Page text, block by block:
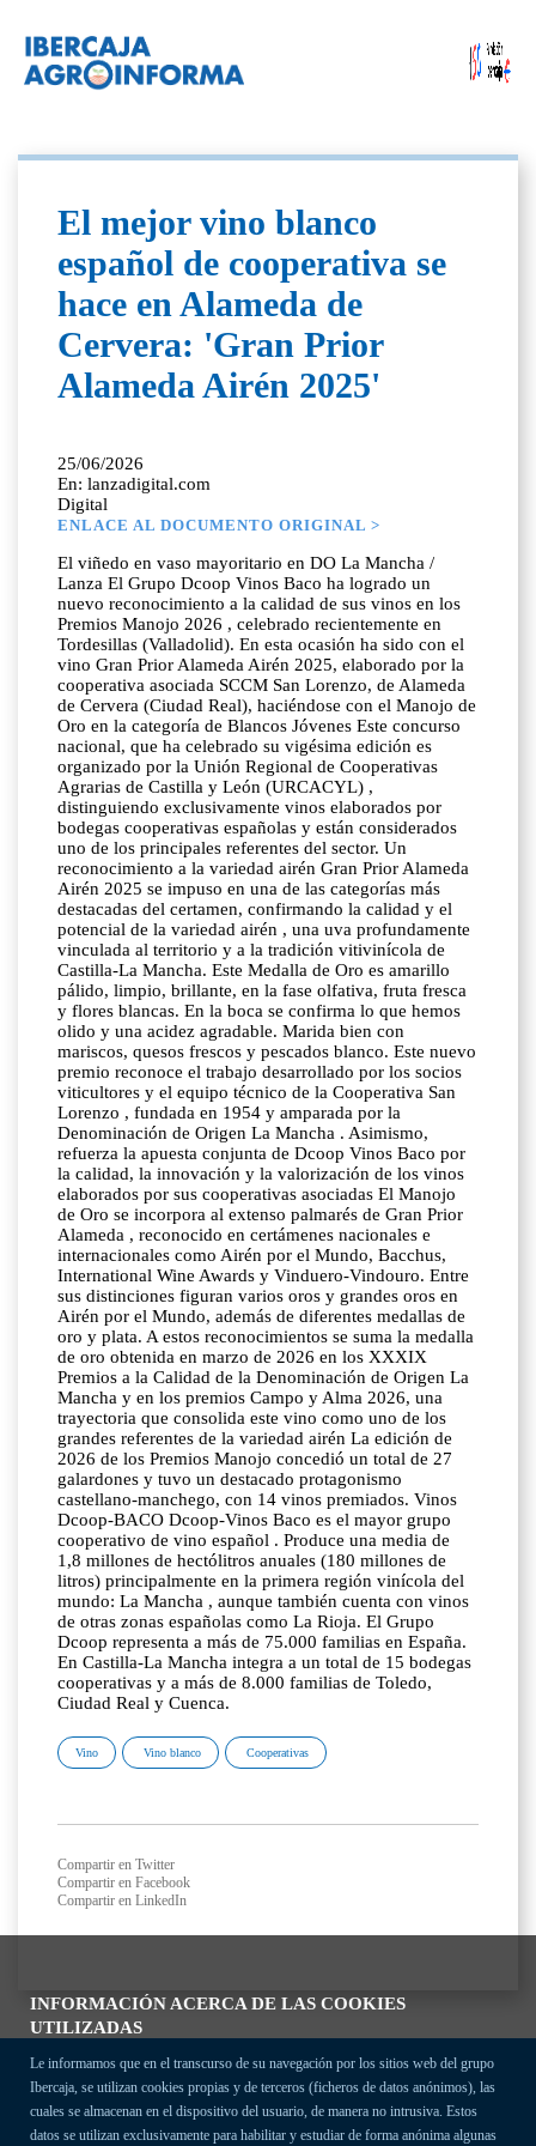
INFORMACIÓN ACERCA DE LAS COOKIES
UTILIZADAS
Le informamos que en el transcurso de su navegación por los sitios web del grupo
Ibercaja, se utilizan cookies propias y de terceros (ficheros de datos anónimos), las
cuales se almacenan en el dispositivo del usuario, de manera no intrusiva. Estos
datos se utilizan exclusivamente para habilitar y estudiar de forma anónima algunas
El mejor vino blanco
español de cooperativa se
hace en Alameda de
Cervera: 'Gran Prior
Alameda Airén 2025'
25/06/2026
En: lanzadigital.com
Digital
ENLACE AL DOCUMENTO ORIGINAL >
El viñedo en vaso mayoritario en DO La Mancha /
Lanza El Grupo Dcoop Vinos Baco ha logrado un
nuevo reconocimiento a la calidad de sus vinos en los
Premios Manojo 2026 , celebrado recientemente en
Tordesillas (Valladolid). En esta ocasión ha sido con el
vino Gran Prior Alameda Airén 2025, elaborado por la
cooperativa asociada SCCM San Lorenzo, de Alameda
de Cervera (Ciudad Real), haciéndose con el Manojo de
Oro en la categoría de Blancos Jóvenes Este concurso
nacional, que ha celebrado su vigésima edición es
organizado por la Unión Regional de Cooperativas
Agrarias de Castilla y León (URCACYL) ,
distinguiendo exclusivamente vinos elaborados por
bodegas cooperativas españolas y están considerados
uno de los principales referentes del sector. Un
reconocimiento a la variedad airén Gran Prior Alameda
Airén 2025 se impuso en una de las categorías más
destacadas del certamen, confirmando la calidad y el
potencial de la variedad airén , una uva profundamente
vinculada al territorio y a la tradición vitivinícola de
Castilla-La Mancha. Este Medalla de Oro es amarillo
pálido, limpio, brillante, en la fase olfativa, fruta fresca
y flores blancas. En la boca se confirma lo que hemos
olido y una acidez agradable. Marida bien con
mariscos, quesos frescos y pescados blanco. Este nuevo
premio reconoce el trabajo desarrollado por los socios
viticultores y el equipo técnico de la Cooperativa San
Lorenzo , fundada en 1954 y amparada por la
Denominación de Origen La Mancha . Asimismo,
refuerza la apuesta conjunta de Dcoop Vinos Baco por
la calidad, la innovación y la valorización de los vinos
elaborados por sus cooperativas asociadas El Manojo
de Oro se incorpora al extenso palmarés de Gran Prior
Alameda , reconocido en certámenes nacionales e
internacionales como Airén por el Mundo, Bacchus,
International Wine Awards y Vinduero-Vindouro. Entre
sus distinciones figuran varios oros y grandes oros en
Airén por el Mundo, además de diferentes medallas de
oro y plata. A estos reconocimientos se suma la medalla
de oro obtenida en marzo de 2026 en los XXXIX
Premios a la Calidad de la Denominación de Origen La
Mancha y en los premios Campo y Alma 2026, una
trayectoria que consolida este vino como uno de los
grandes referentes de la variedad airén La edición de
2026 de los Premios Manojo concedió un total de 27
galardones y tuvo un destacado protagonismo
castellano-manchego, con 14 vinos premiados. Vinos
Dcoop-BACO Dcoop-Vinos Baco es el mayor grupo
cooperativo de vino español . Produce una media de
1,8 millones de hectólitros anuales (180 millones de
litros) principalmente en la primera región vinícola del
mundo: La Mancha , aunque también cuenta con vinos
de otras zonas españolas como La Rioja. El Grupo
Dcoop representa a más de 75.000 familias en España.
En Castilla-La Mancha integra a un total de 15 bodegas
cooperativas y a más de 8.000 familias de Toledo,
Ciudad Real y Cuenca.
Vino Vino blanco Cooperativas
Compartir en Twitter
Compartir en Facebook
Compartir en LinkedIn